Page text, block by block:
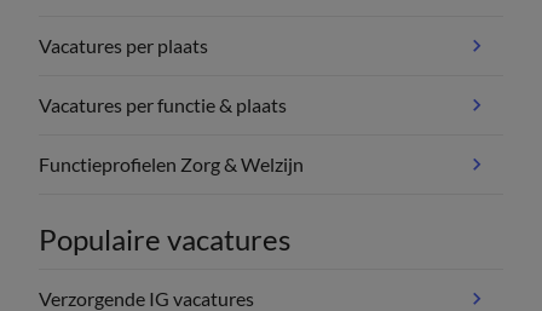
Vacatures per plaats
Vacatures per functie & plaats
Functieprofielen Zorg & Welzijn
Populaire vacatures
Verzorgende IG vacatures